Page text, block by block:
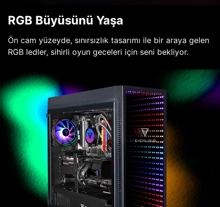
RGB Büyüsünü Yaşa
Ön cam yüzeyde, sınırsızlık tasarımı ile bir araya gelen
RGB ledler, sihirli oyun geceleri için seni bekliyor.